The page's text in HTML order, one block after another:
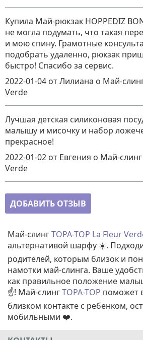
Купила Май-рюкзак HOPPEDIZ
не могла подумать, что такая
и мою спину. Грамотные
подобрать удаленно, рюкзак
быстро! Спасибо за сервис.
2022-01-04 от Лилиана о Май-
Verde
Лучшая детская силиконовая
малышу и мисочку и набор
прекрасное!
2022-01-02 от Евгения о Май-слинг
Verde
ДОБАВИТЬ ОТЗЫВ
Май-слингTOPA-TOP La Fleur
альтернативой шарфу ☀️.
родителей, которым близок и
намотки май-слинга. Ваше
как правильное положение
☝️! Май-слингTOPA-TOP поможет
близком контакте с ребенком,
мобильными ❤️.